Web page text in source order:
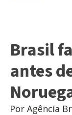
Brasil
antes
Por Agência